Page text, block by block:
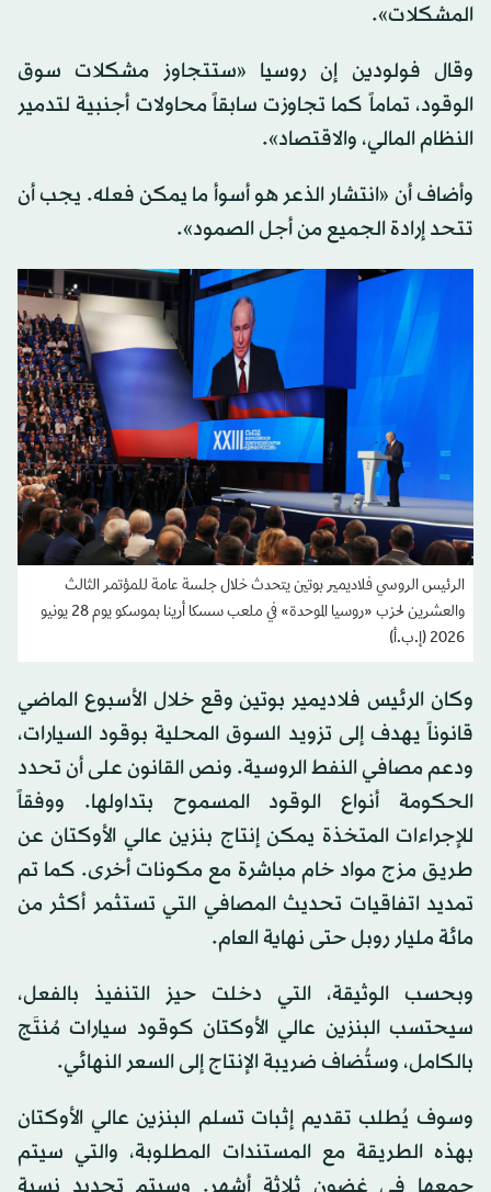
المشكلات».
وقال فولودين إن روسيا «ستتجاوز مشكلات سوق
الوقود، تماماً كما تجاوزت سابقاً محاولات أجنبية لتدمير
النظام المالي، والاقتصاد».
وأضاف أن «انتشار الذعر هو أسوأ ما يمكن فعله. يجب أن
تتحد إرادة الجميع من أجل الصمود».
الرئيس الروسي فلاديمير بوتين يتحدث خلال جلسة عامة للمؤتمر الثالث
والعشرين لحزب «روسيا الموحدة» في ملعب سسكا أرينا بموسكو يوم 28 يونيو
2026 (إ.ب.أ)
وكان الرئيس فلاديمير بوتين وقع خلال الأسبوع الماضي
قانوناً يهدف إلى تزويد السوق المحلية بوقود السيارات،
ودعم مصافي النفط الروسية. ونص القانون على أن تحدد
الحكومة أنواع الوقود المسموح بتداولها. ووفقاً
للإجراءات المتخذة يمكن إنتاج بنزين عالي الأوكتان عن
طريق مزج مواد خام مباشرة مع مكونات أخرى. كما تم
تمديد اتفاقيات تحديث المصافي التي تستثمر أكثر من
مائة مليار روبل حتى نهاية العام.
وبحسب الوثيقة، التي دخلت حيز التنفيذ بالفعل،
سيحتسب البنزين عالي الأوكتان كوقود سيارات مُنتَج
بالكامل، وستُضاف ضريبة الإنتاج إلى السعر النهائي.
وسوف يُطلب تقديم إثبات تسلم البنزين عالي الأوكتان
بهذه الطريقة مع المستندات المطلوبة، والتي سيتم